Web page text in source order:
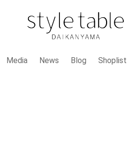
Media News Blog Shoplist